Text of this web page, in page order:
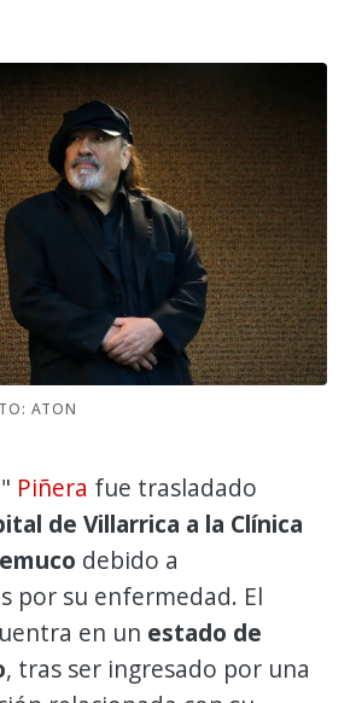
ATON
Piñera fue trasladado
de Villarrica a la Clínica
debido a
por su enfermedad. El
en un estado de
, tras ser ingresado por una